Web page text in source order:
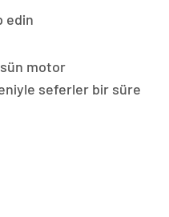
edin
motor
seferler bir süre